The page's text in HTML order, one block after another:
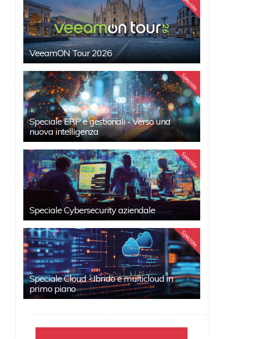
VeeamON Tour 2026
Speciale
Speciale ERP e gestionali - Verso una
nuova intelligenza
Speciale
Speciale Cybersecurity aziendale
Speciale
Speciale Cloud - Ibrido e multicloud in
primo piano